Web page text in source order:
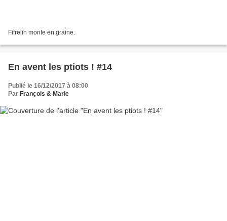
Fifrelin monte en graine.
En avent les ptiots ! #14
Publié le 16/12/2017 à 08:00
Par François & Marie